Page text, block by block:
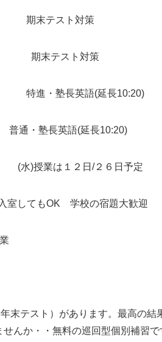
策 期末テスト対策
期末テスト対策
進・塾長英語(延長10:20)
通・塾長英語(延長10:20)
水)授業は１２日/２６日予定
室してもOK 学校の宿題大歓迎
末テスト）があります。最高の結
せんか・・無料の巡回型個別補習